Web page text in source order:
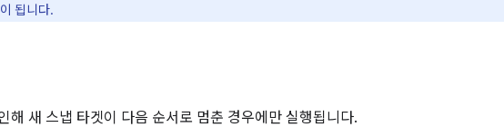
됩니다.
해 새 스냅 타겟이 다음 순서로 멈춘 경우에만 실행됩니다.